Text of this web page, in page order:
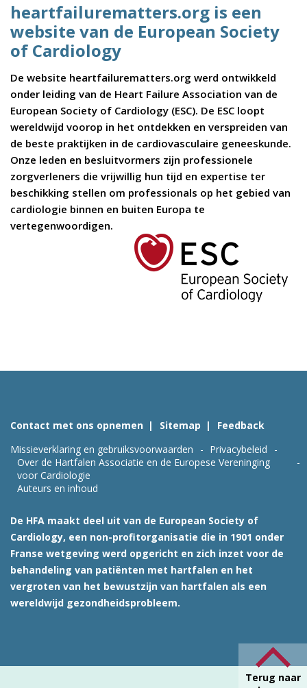
heartfailurematters.org is een
website van de European Society
of Cardiology
De website heartfailurematters.org werd ontwikkeld
onder leiding van de Heart Failure Association van de
European Society of Cardiology (ESC). De ESC loopt
wereldwijd voorop in het ontdekken en verspreiden van
de beste praktijken in de cardiovasculaire geneeskunde.
Onze leden en besluitvormers zijn professionele
zorgverleners die vrijwillig hun tijd en expertise ter
beschikking stellen om professionals op het gebied van
cardiologie binnen en buiten Europa te
vertegenwoordigen.
Contact met ons opnemen Sitemap
Feedback
Missieverklaring en gebruiksvoorwaarden
Privacybeleid
Over de Hartfalen Associatie en de Europese Vereninging
voor Cardiologie
Auteurs en inhoud
De HFA maakt deel uit van de European Society of
Cardiology, een non-profitorganisatie die in 1901 onder
Franse wetgeving werd opgericht en zich inzet voor de
behandeling van patiënten met hartfalen en het
vergroten van het bewustzijn van hartfalen als een
wereldwijd gezondheidsprobleem.
Terug naar